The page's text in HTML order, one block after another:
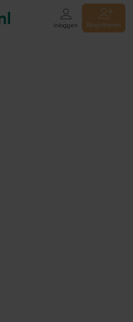
Inloggen Registreren